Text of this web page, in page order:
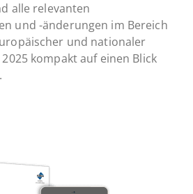
alle relevanten
und -änderungen im Bereich
und nationaler
kompakt auf einen Blick